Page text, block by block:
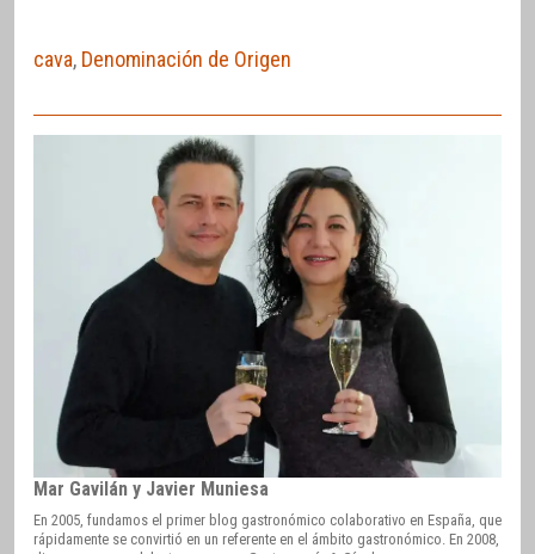
cava, Denominación de Origen
Mar Gavilán y Javier Muniesa
En 2005, fundamos el primer blog gastronómico colaborativo en España, que
rápidamente se convirtió en un referente en el ámbito gastronómico. En 2008,